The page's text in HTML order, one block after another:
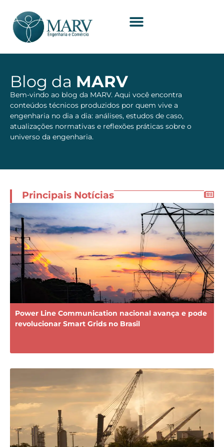
Blog da MARV
Bem-vindo ao blog da MARV. Aqui você encontra
conteúdos técnicos produzidos por quem vive a
engenharia no dia a dia: análises, estudos de caso,
atualizações normativas e reflexões práticas sobre o
universo da engenharia.
Principais Notícias
Power Line Communication nacional avança e pode
revolucionar Smart Grids no Brasil